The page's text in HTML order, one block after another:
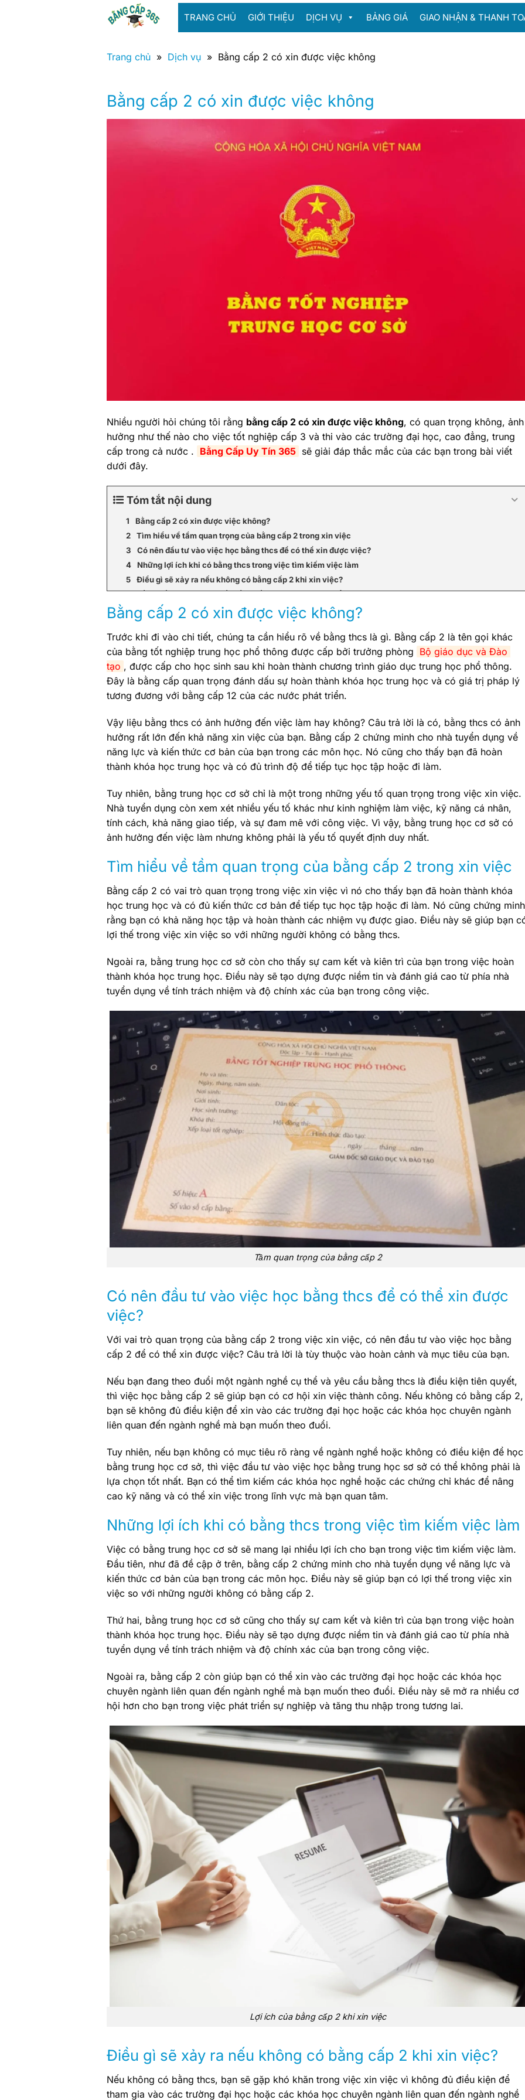
TRANG CHỦ GIỚI THIỆU DỊCH VỤ BẢNG GIÁ GIAO NHẬN & THANH
Trang chủ » Dịch vụ » Bằng cấp 2 có xin được việc không
Bằng cấp 2 có xin được việc không
Nhiều người hỏi chúng tôi rằng bằng cấp 2 có xin được việc không, có quan trọng không, ảnh
hưởng như thế nào cho việc tốt nghiệp cấp 3 và thi vào các trường đại học, cao đẳng, trung
cấp trong cả nước . Bằng Cấp Uy Tín 365 sẽ giải đáp thắc mắc của các bạn trong bài viết
dưới đây.
Tóm tắt nội dung
Bằng cấp 2 có xin được việc không?
Tìm hiểu về tầm quan trọng của bằng cấp 2 trong xin việc
Có nên đầu tư vào việc học bằng thcs để có thể xin được việc?
Những lợi ích khi có bằng thcs trong việc tìm kiếm việc làm
Điều gì sẽ xảy ra nếu không có bằng cấp 2 khi xin việc?
Bằng cấp 2 có phải là yếu tố quyết định trong việc tuyển dụng?
Các tiêu chí của nhà tuyển dụng khi xem xét bằng thcs của ứng viên
Trình độ học vấn
Năng lực và kiến thức
Tính cam kết và kiên trì
Nên chọn hình thức học bằng thcs nào để có thể tăng cơ hội xin việc thành công?
Làm thế nào để nâng cao giá trị của bằng trung học cơ sở trong mắt nhà tuyển dụng?
Học tập chăm chỉ và đạt kết quả tốt
Tìm kiếm các khóa học bổ sung
Bằng cấp 2 có thể thay thế cho kinh nghiệm làm việc trong việc xin việc hay không?
Kết luận
Thông tin làm bằng cấp 2
Bằng cấp 2 có xin được việc không?
Trước khi đi vào chi tiết, chúng ta cần hiểu rõ về bằng thcs là gì. Bằng cấp 2 là tên gọi khác
của bằng tốt nghiệp trung học phổ thông được cấp bởi trưởng phòng Bộ giáo dục và Đào
tạo , được cấp cho học sinh sau khi hoàn thành chương trình giáo dục trung học phổ thông.
Đây là bằng cấp quan trọng đánh dấu sự hoàn thành khóa học trung học và có giá trị pháp lý
tương đương với bằng cấp 12 của các nước phát triển.
Vậy liệu bằng thcs có ảnh hưởng đến việc làm hay không? Câu trả lời là có, bằng thcs có ảnh
hưởng rất lớn đến khả năng xin việc của bạn. Bằng cấp 2 chứng minh cho nhà tuyển dụng về
năng lực và kiến thức cơ bản của bạn trong các môn học. Nó cũng cho thấy bạn đã hoàn
thành khóa học trung học và có đủ trình độ để tiếp tục học tập hoặc đi làm.
Tuy nhiên, bằng trung học cơ sở chỉ là một trong những yếu tố quan trọng trong việc xin việc.
Nhà tuyển dụng còn xem xét nhiều yếu tố khác như kinh nghiệm làm việc, kỹ năng cá nhân,
tính cách, khả năng giao tiếp, và sự đam mê với công việc. Vì vậy, bằng trung học cơ sở có
ảnh hưởng đến việc làm nhưng không phải là yếu tố quyết định duy nhất.
Tìm hiểu về tầm quan trọng của bằng cấp 2 trong xin việc
Bằng cấp 2 có vai trò quan trọng trong việc xin việc vì nó cho thấy bạn đã hoàn thành khóa
học trung học và có đủ kiến thức cơ bản để tiếp tục học tập hoặc đi làm. Nó cũng chứng minh
rằng bạn có khả năng học tập và hoàn thành các nhiệm vụ được giao. Điều này sẽ giúp bạn
lợi thế trong việc xin việc so với những người không có bằng thcs.
Ngoài ra, bằng trung học cơ sở còn cho thấy sự cam kết và kiên trì của bạn trong việc hoàn
thành khóa học trung học. Điều này sẽ tạo dựng được niềm tin và đánh giá cao từ phía nhà
tuyển dụng về tính trách nhiệm và độ chính xác của bạn trong công việc.
Tầm quan trọng của bằng cấp 2
Có nên đầu tư vào việc học bằng thcs để có thể xin được
việc?
Với vai trò quan trọng của bằng cấp 2 trong việc xin việc, có nên đầu tư vào việc học bằng
cấp 2 để có thể xin được việc? Câu trả lời là tùy thuộc vào hoàn cảnh và mục tiêu của bạn.
Nếu bạn đang theo đuổi một ngành nghề cụ thể và yêu cầu bằng thcs là điều kiện tiên quyết,
thì việc học bằng cấp 2 sẽ giúp bạn có cơ hội xin việc thành công. Nếu không có bằng cấp 2,
bạn sẽ không đủ điều kiện để xin vào các trường đại học hoặc các khóa học chuyên ngành
liên quan đến ngành nghề mà bạn muốn theo đuổi.
Tuy nhiên, nếu bạn không có mục tiêu rõ ràng về ngành nghề hoặc không có điều kiện để học
bằng trung học cơ sở, thì việc đầu tư vào việc học bằng trung học sơ sở có thể không phải là
lựa chọn tốt nhất. Bạn có thể tìm kiếm các khóa học nghề hoặc các chứng chỉ khác để nâng
cao kỹ năng và có thể xin việc trong lĩnh vực mà bạn quan tâm.
Những lợi ích khi có bằng thcs trong việc tìm kiếm việc làm
Việc có bằng trung học cơ sở sẽ mang lại nhiều lợi ích cho bạn trong việc tìm kiếm việc làm.
Đầu tiên, như đã đề cập ở trên, bằng cấp 2 chứng minh cho nhà tuyển dụng về năng lực và
kiến thức cơ bản của bạn trong các môn học. Điều này sẽ giúp bạn có lợi thế trong việc xin
việc so với những người không có bằng cấp 2.
Thứ hai, bằng trung học cơ sở cũng cho thấy sự cam kết và kiên trì của bạn trong việc hoàn
thành khóa học trung học. Điều này sẽ tạo dựng được niềm tin và đánh giá cao từ phía nhà
tuyển dụng về tính trách nhiệm và độ chính xác của bạn trong công việc.
Ngoài ra, bằng cấp 2 còn giúp bạn có thể xin vào các trường đại học hoặc các khóa học
chuyên ngành liên quan đến ngành nghề mà bạn muốn theo đuổi. Điều này sẽ mở ra nhiều cơ
hội hơn cho bạn trong việc phát triển sự nghiệp và tăng thu nhập trong tương lai.
Lợi ích của bằng cấp 2 khi xin việc
Điều gì sẽ xảy ra nếu không có bằng cấp 2 khi xin việc?
Nếu không có bằng thcs, bạn sẽ gặp khó khăn trong việc xin việc vì không đủ điều kiện để
tham gia vào các trường đại học hoặc các khóa học chuyên ngành liên quan đến ngành nghề